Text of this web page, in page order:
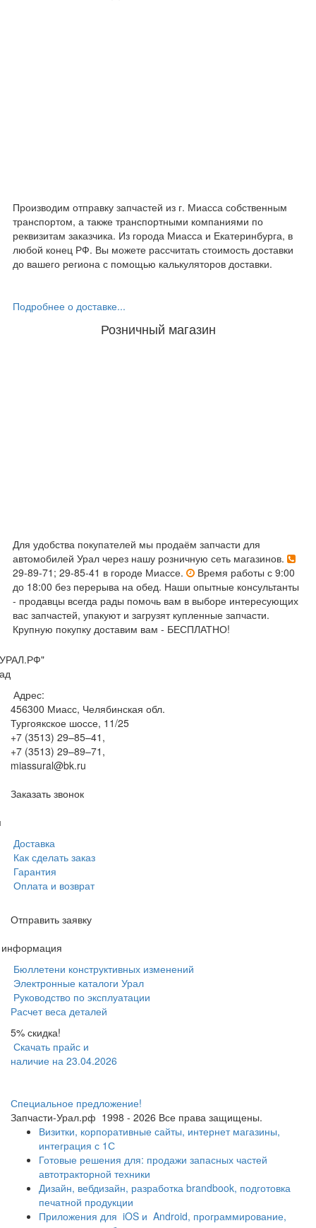
Производим отправку запчастей из г. Миасса собственным
транспортом, а также транспортными компаниями по
реквизитам заказчика. Из города Миасса и Екатеринбурга, в
любой конец РФ. Вы можете рассчитать стоимость доставки
до вашего региона с помощью калькуляторов доставки.
Подробнее о доставке...
Розничный магазин
Для удобства покупателей мы продаём запчасти для
автомобилей Урал через нашу розничную сеть магазинов.
29-89-71; 29-85-41 в городе Миассе.
Время работы с 9:00
до 18:00 без перерыва на обед. Наши опытные консультанты
- продавцы всегда рады помочь вам в выборе интересующих
вас запчастей, упакуют и загрузят купленные запчасти.
Крупную покупку доставим вам - БЕСПЛАТНО!
Адрес:
456300 Миасс, Челябинская обл.
Тургоякское шоссе, 11/25
+7 (3513) 29–85–41 ,
+7 (3513) 29–89–71 ,
miassural@bk.ru
Заказать звонок
Доставка
Как сделать заказ
Гарантия
Оплата и возврат
Отправить заявку
информация
Бюллетени конструктивных изменений
Электронные каталоги Урал
Руководство по эксплуатации
Расчет веса деталей
5% скидка!
Скачать прайс и
наличие на 23.04.2026
Специальное предложение!
Запчасти-Урал.рф 1998 - 2026 Все права защищены.
Визитки, корпоративные сайты, интернет магазины,
интеграция с 1С
Готовые решения для: продажи запасных частей
автотракторной техники
Дизайн, вебдизайн, разработка brandbook, подготовка
печатной продукции
Приложения для iOS и Android, программирование,